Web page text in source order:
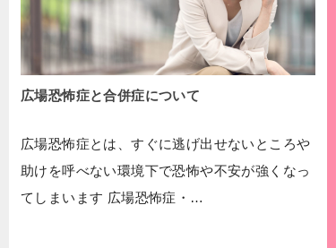
広場恐怖症と合併症について
広場恐怖症とは、すぐに逃げ出せないところや
助けを呼べない環境下で恐怖や不安が強くなっ
てしまいます 広場恐怖症・…